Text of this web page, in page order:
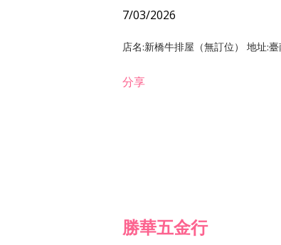
7/03/2026
店名:新橋牛排屋（無訂位） 地址:
分享
勝華五金行